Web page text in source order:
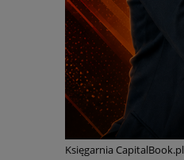
Księgarnia CapitalBook.pl